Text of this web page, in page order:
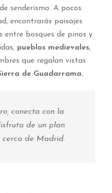
senderismo. A pocos
encontrarás paisajes
entre bosques de pinos y
pueblos medievales,
que regalan vistas
de Guadarrama.
conecta con la
de un plan
cerca de Madrid.